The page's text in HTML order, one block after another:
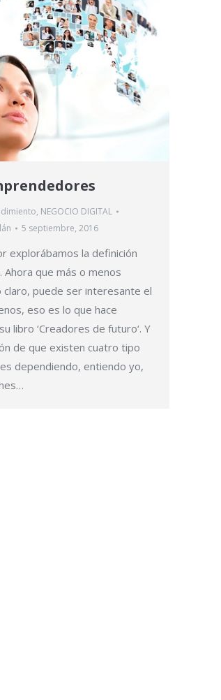
, NEGOCIO DIGITAL
5 septiembre, 2016
explorábamos la definición
que más o menos
puede ser interesante el
eso es lo que hace
libro ‘Creadores de futuro‘. Y
de que existen cuatro tipo
dependiendo, entiendo yo,